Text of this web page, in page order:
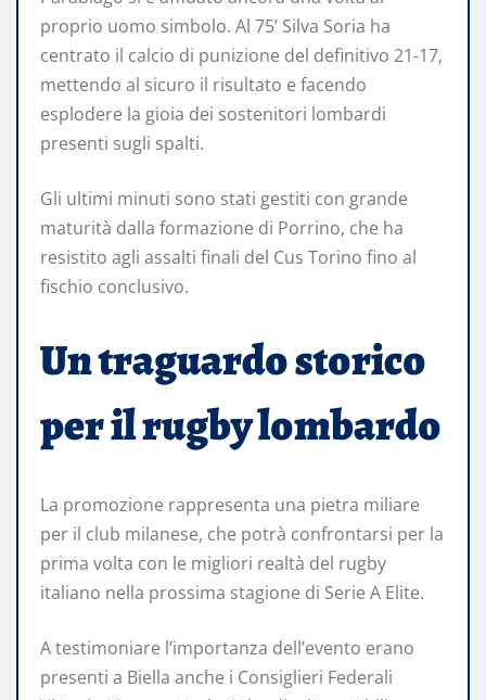
proprio uomo simbolo. Al 75’ Silva Soria ha
centrato il calcio di punizione del definitivo 21-17,
mettendo al sicuro il risultato e facendo
esplodere la gioia dei sostenitori lombardi
presenti sugli spalti.
Gli ultimi minuti sono stati gestiti con grande
maturità dalla formazione di Porrino, che ha
resistito agli assalti finali del Cus Torino fino al
fischio conclusivo.
Un traguardo storico
per il rugby lombardo
La promozione rappresenta una pietra miliare
per il club milanese, che potrà confrontarsi per la
prima volta con le migliori realtà del rugby
italiano nella prossima stagione di Serie A Elite.
A testimoniare l’importanza dell’evento erano
presenti a Biella anche i Consiglieri Federali